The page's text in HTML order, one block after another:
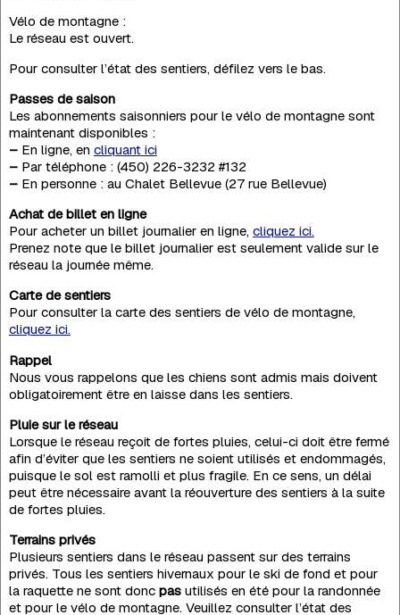
Vélo de montagne :
Le réseau est ouvert.
Pour consulter l’état des sentiers, défilez vers le bas.
Passes de saison
Les abonnements saisonniers pour le vélo de montagne sont
maintenant disponibles :
–En ligne, en cliquant ici
–Par téléphone : (450) 226-3232 #132
–En personne : au Chalet Bellevue (27 rue Bellevue)
Achat de billet en ligne
Pour acheter un billet journalier en ligne, cliquez ici.
Prenez note que le billet journalier est seulement valide sur le
réseau la journée même.
Carte de sentiers
Pour consulter la carte des sentiers de vélo de montagne,
cliquez ici.
Rappel
Nous vous rappelons que les chiens sont admis mais doivent
obligatoirement être en laisse dans les sentiers.
Pluie sur le réseau
Lorsque le réseau reçoit de fortes pluies, celui-ci doit être fermé
afin d’éviter que les sentiers ne soient utilisés et endommagés,
puisque le sol est ramolli et plus fragile. En ce sens, un délai
peut être nécessaire avant la réouverture des sentiers à la suite
de fortes pluies.
Terrains privés
Plusieurs sentiers dans le réseau passent sur des terrains
privés. Tous les sentiers hivernaux pour le ski de fond et pour
la raquette ne sont donc pasutilisés en été pour la randonnée
et pour le vélo de montagne. Veuillez consulter l’état des